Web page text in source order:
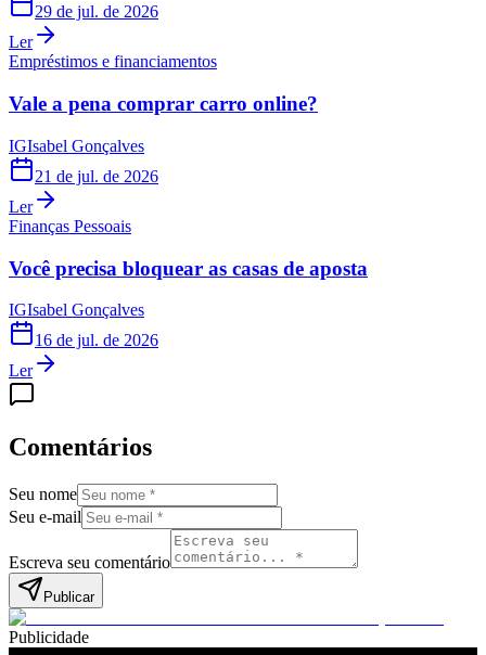
29 de jul. de 2026
Ler
Empréstimos e financiamentos
Vale a pena comprar carro online?
IGIsabel Gonçalves
21 de jul. de 2026
Ler
Finanças Pessoais
Você precisa bloquear as casas de aposta
IGIsabel Gonçalves
16 de jul. de 2026
Ler
Comentários
Seu nome
Seu e-mail
Escreva seu comentário
Publicar
Publicidade